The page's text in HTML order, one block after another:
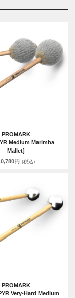
PROMARK
Medium Marimba
Mallet]
円 (税込)
PROMARK
Very-Hard Medium